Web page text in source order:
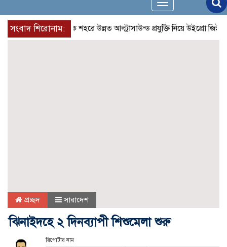
Toggle
navigation
সংবাদ শিরোনাম:প্রান্তিক শহরে উন্নত আল্ট্রাসাউন্ড প্রযুক্তি নিয়ে উইপ্রো জিই
প্রচ্ছদ সারাদেশ
ঝিনাইদহে ২ দিনব্যাপী শিশুমেলা শুরু
রিপোর্টার নাম